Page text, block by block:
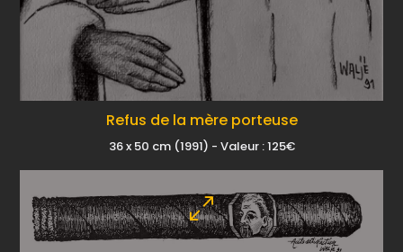
Refus de la mère porteuse
36 x 50 cm (1991) - Valeur : 125€